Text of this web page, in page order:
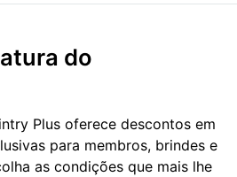
do
Plus oferece descontos em
para membros, brindes e
as condições que mais lhe